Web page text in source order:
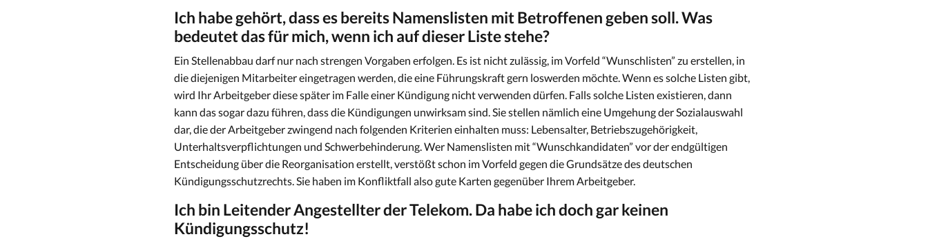
Ich habe gehört, dass es bereits Namenslisten mit Betroffenen geben soll. Was
bedeutet das für mich, wenn ich auf dieser Liste stehe?
Ein Stellenabbau darf nur nach strengen Vorgaben erfolgen. Es ist nicht zulässig, im Vorfeld “Wunschlisten” zu erstellen, in
die diejenigen Mitarbeiter eingetragen werden, die eine Führungskraft gern loswerden möchte. Wenn es solche Listen gibt,
wird Ihr Arbeitgeber diese später im Falle einer Kündigung nicht verwenden dürfen. Falls solche Listen existieren, dann
kann das sogar dazu führen, dass die Kündigungen unwirksam sind. Sie stellen nämlich eine Umgehung der Sozialauswahl
dar, die der Arbeitgeber zwingend nach folgenden Kriterien einhalten muss: Lebensalter, Betriebszugehörigkeit,
Unterhaltsverpflichtungen und Schwerbehinderung. Wer Namenslisten mit “Wunschkandidaten” vor der endgültigen
Entscheidung über die Reorganisation erstellt, verstößt schon im Vorfeld gegen die Grundsätze des deutschen
Kündigungsschutzrechts. Sie haben im Konfliktfall also gute Karten gegenüber Ihrem Arbeitgeber.
Ich bin Leitender Angestellter der Telekom. Da habe ich doch gar keinen
Kündigungsschutz!